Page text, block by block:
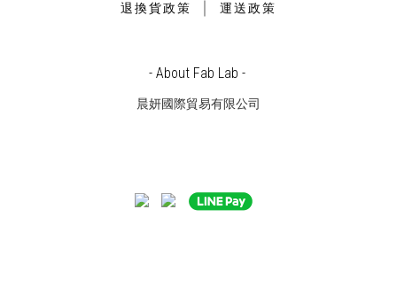
退換貨政策 ｜ 運送政策
- About Fab Lab -
晨妍國際貿易有限公司